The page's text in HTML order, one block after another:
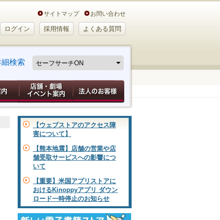
サイトマップ お問い合わせ
ログイン 採用情報 よくある質問
細検索
【ウェブストアのアクセス障
害について】
【熊本地震】店舗の営業や店
舗受取サービスへの影響につ
いて
【重要】米国アプリストアに
おけるKinoppyアプリ ダウン
ロード一時停止のお知らせ